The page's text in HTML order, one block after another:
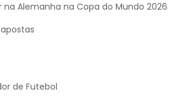
na Alemanha na Copa do Mundo 2026
de Futebol